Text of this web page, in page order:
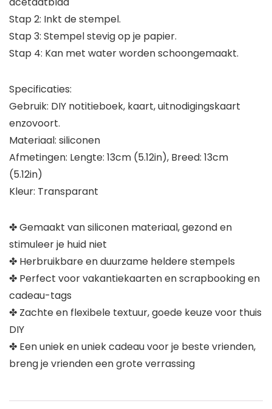
Stap 2: Inkt de stempel.
Stap 3: Stempel stevig op je papier.
Stap 4: Kan met water worden schoongemaakt.
Specificaties:
Gebruik: DIY notitieboek, kaart, uitnodigingskaart
enzovoort.
Materiaal: siliconen
Afmetingen: Lengte: 13cm (5.12in), Breed: 13cm
(5.12in)
Kleur: Transparant
✤ Gemaakt van siliconen materiaal, gezond en
stimuleer je huid niet
✤ Herbruikbare en duurzame heldere stempels
✤ Perfect voor vakantiekaarten en scrapbooking en
cadeau-tags
✤ Zachte en flexibele textuur, goede keuze voor thuis
DIY
✤ Een uniek en uniek cadeau voor je beste vrienden,
breng je vrienden een grote verrassing